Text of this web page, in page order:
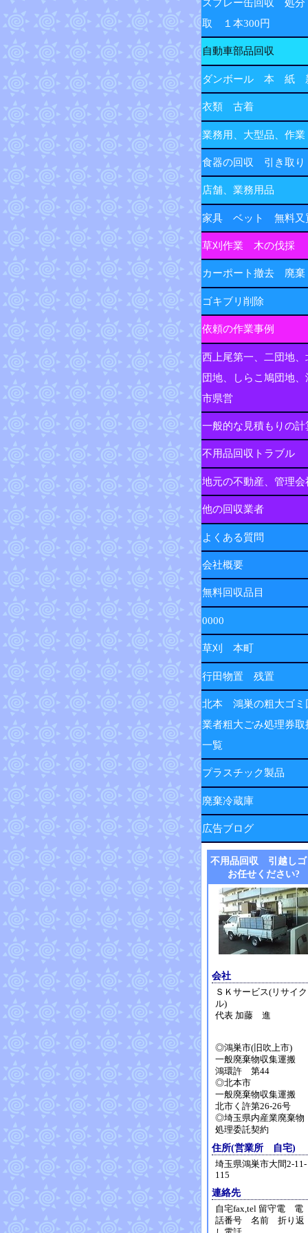
スプレー缶回収 処
取 １本300円
自動車部品回収
ダンボール 本 紙
衣類 古着
業務用、大型品、作業
食器の回収 引き取り
店舗、業務用品
家具 ベット 無料又
草刈作業 木の伐採
カーポート撤去 廃棄
ゴキブリ削除
依頼の作業事例
西上尾第一、二団地、
団地、しらこ鳩団地、
市県営
一般的な見積もりの計
不用品回収トラブル
地元の不動産、管理会
他の回収業者
よくある質問
会社概要
無料回収品目
0000
草刈 本町
行田物置 残置
北本 鴻巣の粗大ゴミ
業者粗大ごみ処理券取
一覧
プラスチック製品
廃棄冷蔵庫
広告ブログ
不用品回収 引越しゴ
お任せください?
会社
ＳＫサービス(リサイク
ル)
代表 加藤 進
◎鴻巣市(旧吹上市)
一般廃棄物収集運搬
鴻環許 第44
◎北本市
一般廃棄物収集運搬
北市く許第26-26号
◎埼玉県内産業廃棄物
処理委託契約
住所(営業所 自宅)
埼玉県鴻巣市大間2-11-
115
連絡先
自宅fax,tel 留守電 電
話番号 名前 折り返